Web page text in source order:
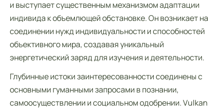
и выступает существенным механизмом адаптации
индивида к объемлющей обстановке. Он возникает на
соединении нужд индивидуальности и способностей
объективного мира, создавая уникальный
энергетический заряд для изучения и деятельности.
Глубинные истоки заинтересованности соединены с
основными гуманными запросами в познании,
самоосуществлении и социальном одобрении. Vulkan